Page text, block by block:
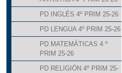
PD INGLÉS 4º PRIM 25-26
PD LENGUA 4º PRIM 25-26
PD MATEMÁTICAS 4 º
PRIM 25-26
PD RELIGIÓN 4º PRIM 25-